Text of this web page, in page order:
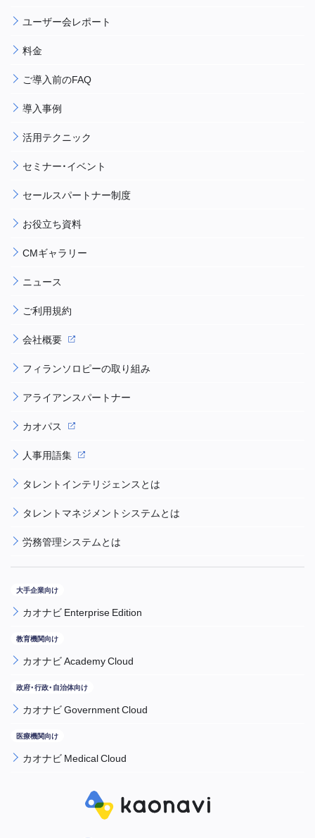
ユーザー会レポート
料金
ご導入前のFAQ
導入事例
活用テクニック
セミナー・イベント
セールスパートナー制度
お役立ち資料
CMギャラリー
ニュース
ご利用規約
会社概要
フィランソロピーの取り組み
アライアンスパートナー
カオパス
人事用語集
タレントインテリジェンスとは
タレントマネジメントシステムとは
労務管理システムとは
カオナビ Enterprise Edition
カオナビ Academy Cloud
カオナビ Government Cloud
カオナビ Medical Cloud